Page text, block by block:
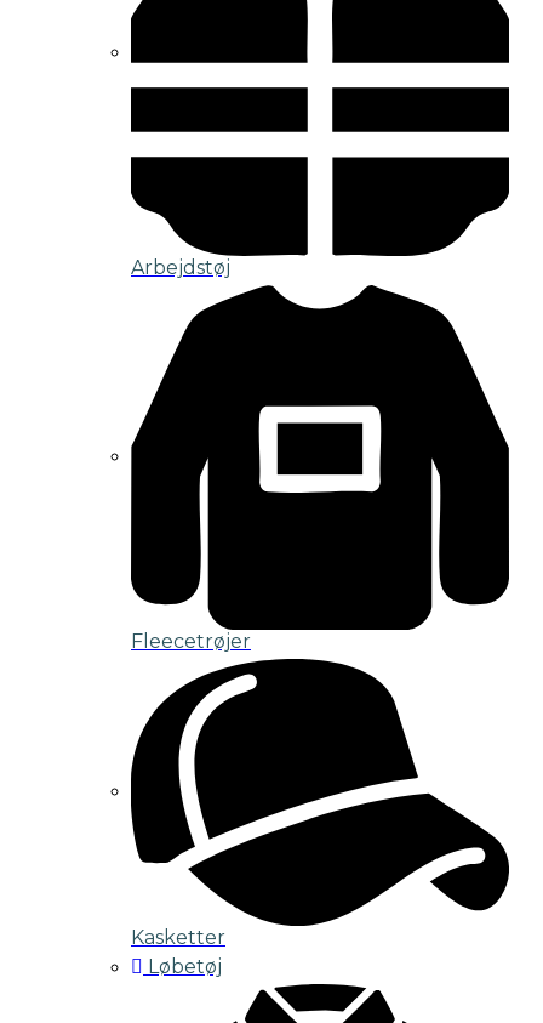
Arbejdstøj
Fleecetrøjer
Kasketter
Løbetøj